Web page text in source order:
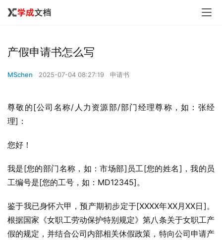
产假申请书怎么写
MSchen 2025-07-04 08:27:19 申请书
尊敬的[公司名称/人力资源部/部门经理尊称，如：张经
理]：
您好！
我是[您的部门名称，如：市场部]员工[您的姓名]，我的员
工编号是[您的工号，如：MD12345]。
鉴于我已身怀六甲，预产期初步定于[XXXX年XX月XX日]。
根据国家《女职工劳动保护特别规定》第八条关于女职工产
假的规定，并结合公司内部相关休假政策，特向公司申请产